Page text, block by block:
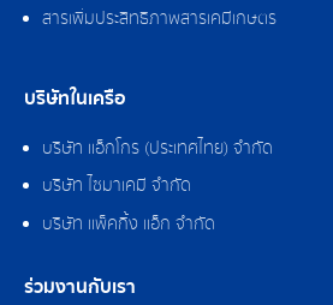
สารเพิ่มประสิทธิภาพสารเคมีเกษตร
บริษัทในเครือ
บริษัท แอ็กโกร (ประเทศไทย) จำกัด
บริษัท ไซมาเคมี จำกัด
บริษัท แพ็คกิ้ง แอ็ก จำกัด
ร่วมงานกับเรา